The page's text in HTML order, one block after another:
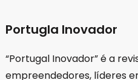
Portugla Inovador
“Portugal Inovador” é a
empreendedores, líderes